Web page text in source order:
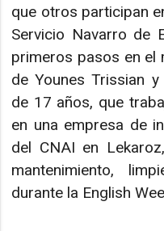
que otros participan
Servicio Navarro de
primeros pasos en el
de Younes Trissian
de 17 años, que
en una empresa de
del CNAI en
mantenimiento,
durante la English